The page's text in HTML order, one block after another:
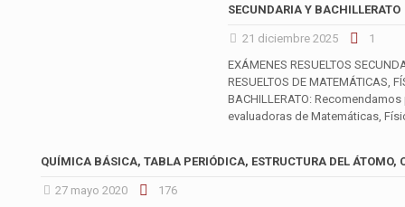
SECUNDARIA Y BACHILLERATO
21 diciembre 2025
1
EXÁMENES RESUELTOS
RESUELTOS DE MATEMÁTICAS,
BACHILLERATO:
evaluadoras de Matemáticas,
QUÍMICA BÁSICA, TABLA PERIÓDICA, ESTRUCTURA DEL ÁTOMO,
27 mayo 2020
176